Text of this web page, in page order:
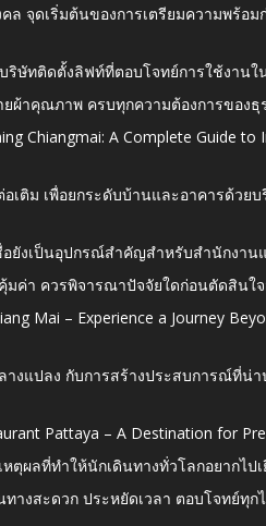
ล จุดเริ่มต้นของการเตรียมความพร้อ
ริษัทติดตั้งลิฟท์ที่ตอบโจทย์การใช้งานใ
ยผ้าคุณภาพ ครบทุกความต้องการของ
Chiangmai: A Complete Guide to
เติม เพื่อยกระดับบ้านและอาคารด้วย
ยังเป็นอุปกรณ์สำคัญสำหรับสำนักงาน
มค่า ควรพิจารณาปัจจัยใดก่อนตัดสินใ
Mai – Experience a Journey
างแปลง กับการสร้างประสบการณ์ที่น่า
Pattaya – A Destination for
ตุผลที่ทำให้นักเดินทางทั่วโลกอยากไป
ทางสะดวก ประหยัดเวลา ตอบโจทย์ทุก